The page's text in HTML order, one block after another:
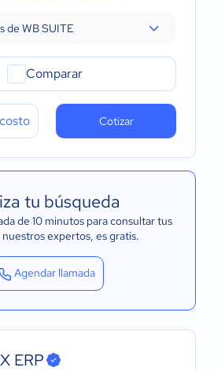
de WB SUITE
Comparar
Cotizar
tu búsqueda
de 10 minutos para consultar tus
nuestros expertos, es gratis.
Agendar llamada
ERP